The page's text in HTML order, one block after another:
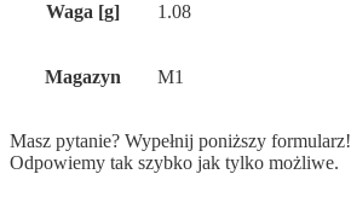
Waga [g] 1.08
Magazyn M1
Masz pytanie? Wypełnij poniższy formularz!
Odpowiemy tak szybko jak tylko możliwe.